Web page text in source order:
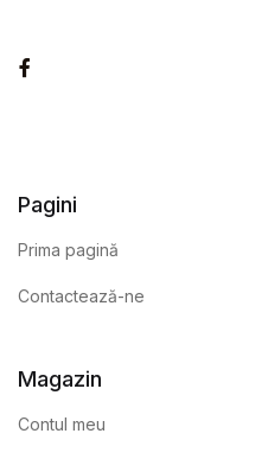
Pagini
Prima pagină
Contactează-ne
Magazin
Contul meu